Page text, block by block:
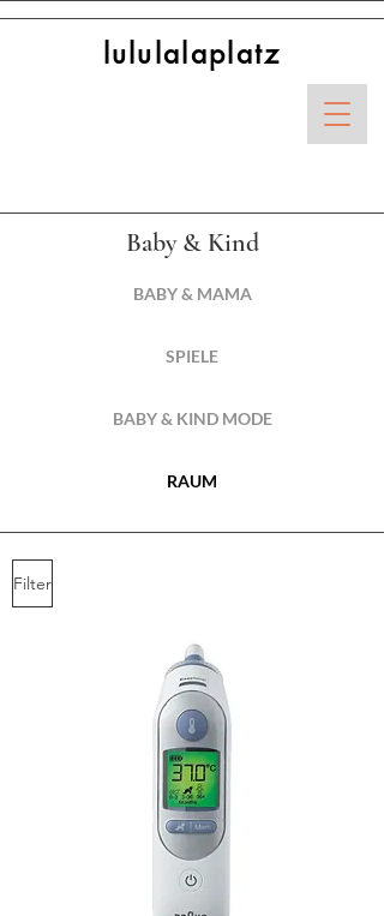
lululalaplatz
Baby & Kind
BABY & MAMA
SPIELE
BABY & KIND MODE
RAUM
Filter